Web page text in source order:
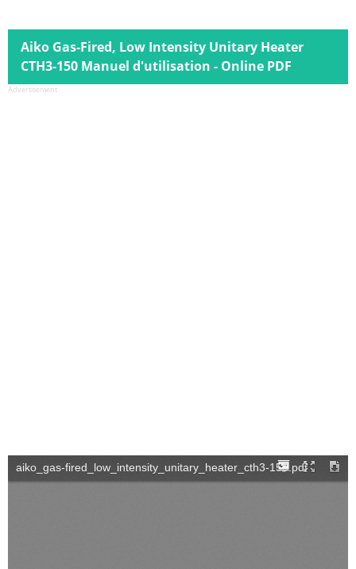
Aiko Gas-Fired, Low Intensity Unitary Heater
CTH3-150 Manuel d'utilisation - Online PDF
Advertisement